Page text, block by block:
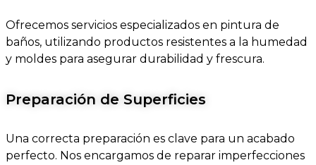
Ofrecemos servicios especializados en pintura de
baños, utilizando productos resistentes a la humedad
y moldes para asegurar durabilidad y frescura.
Preparación de Superficies
Una correcta preparación es clave para un acabado
perfecto. Nos encargamos de reparar imperfecciones